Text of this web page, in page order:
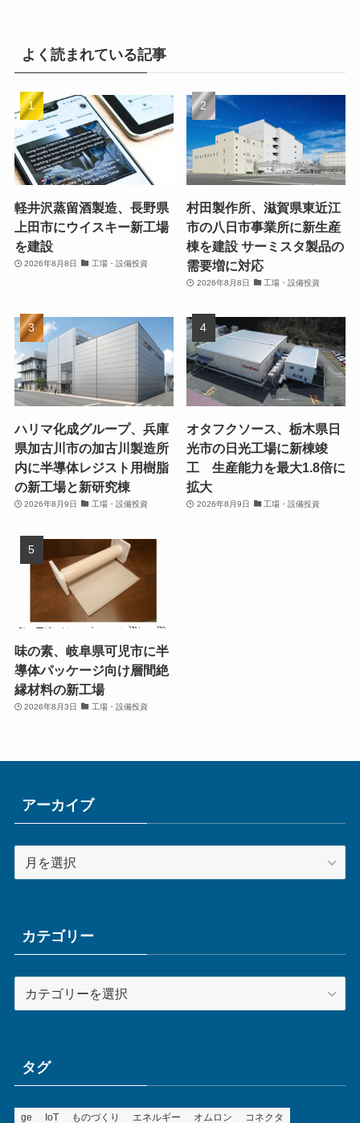
よく読まれている記事
軽井沢蒸留酒製造、長野県
上田市にウイスキー新工場
を建設
2026年8月8日 工場・設備投資
村田製作所、滋賀県東近江
市の八日市事業所に新生産
棟を建設 サーミスタ製品の
需要増に対応
2026年8月8日 工場・設備投資
ハリマ化成グループ、兵庫
県加古川市の加古川製造所
内に半導体レジスト用樹脂
の新工場と新研究棟
2026年8月9日 工場・設備投資
オタフクソース、栃木県日
光市の日光工場に新棟竣
工 生産能力を最大1.8倍に
拡大
2026年8月9日 工場・設備投資
味の素、岐阜県可児市に半
導体パッケージ向け層間絶
縁材料の新工場
2026年8月3日 工場・設備投資
アーカイブ
ー
ブカテゴリー
テ
ータグ
ge IoT ものづくり エネルギー オムロン コネクタ